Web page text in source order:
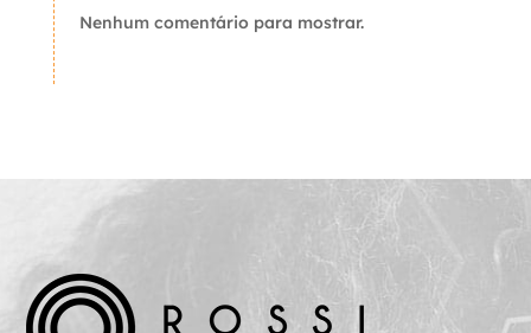
Nenhum comentário para mostrar.